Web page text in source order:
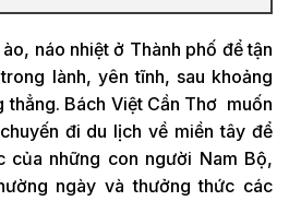
náo nhiệt ở Thành phố để tận
lành, yên tĩnh, sau khoảng
thẳng. Bách Việt Cần Thơ muốn
đi du lịch về miền tây để
của những con người Nam Bộ,
ngày và thưởng thức các